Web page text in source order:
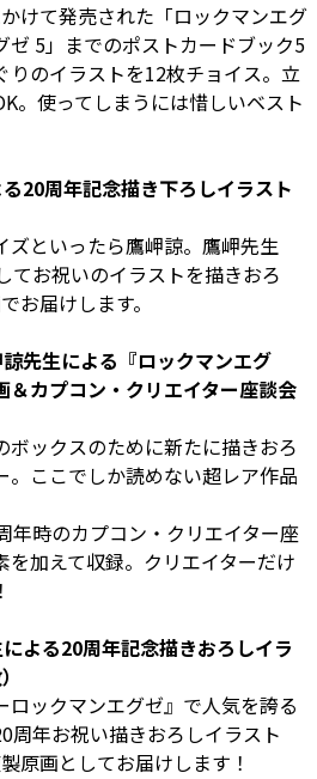
けて発売された「ロックマンエグ
ゼ 5」までのポストカードブック5
りのイラストを12枚チョイス。立
。使ってしまうには惜しいベスト
20周年記念描き下ろしイラスト
ズといったら鷹岬諒。鷹岬先生
てお祝いのイラストを描きおろ
お届けします。
先生による『ロックマンエグ
＆カプコン・クリエイター座談会
ボックスのために新たに描きおろ
。ここでしか読めない超レア作品
年時のカプコン・クリエイター座
を加えて収録。クリエイターだけ
よる20周年記念描きおろしイラ
ロックマンエグゼ』で人気を誇る
周年お祝い描きおろしイラスト
原画としてお届けします！